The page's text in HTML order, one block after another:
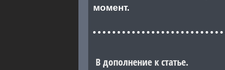
момент.
В дополнение к статье.